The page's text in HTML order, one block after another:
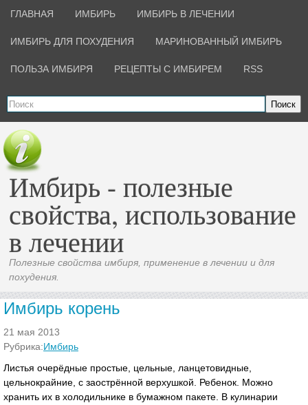
ГЛАВНАЯ ИМБИРЬ ИМБИРЬ В ЛЕЧЕНИИ
ИМБИРЬ ДЛЯ ПОХУДЕНИЯ МАРИНОВАННЫЙ ИМБИРЬ
ПОЛЬЗА ИМБИРЯ РЕЦЕПТЫ С ИМБИРЕМ RSS
Поиск
Имбирь - полезные
свойства, использование
в лечении
Полезные свойства имбиря, применение в лечении и для
похудения.
Имбирь корень
21 мая 2013
Рубрика:Имбирь
Листья очерёдные простые, цельные, ланцетовидные,
цельнокрайние, с заострённой верхушкой. Ребенок. Можно
хранить их в холодильнике в бумажном пакете. В кулинарии